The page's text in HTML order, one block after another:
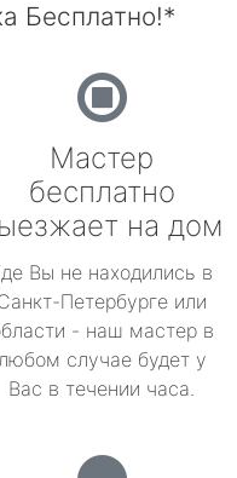
Бесплатно!*
Мастер
бесплатно
на дом
Вы не находились в
Петербурге или
- наш мастер в
случае будет у
Вас в течении часа.